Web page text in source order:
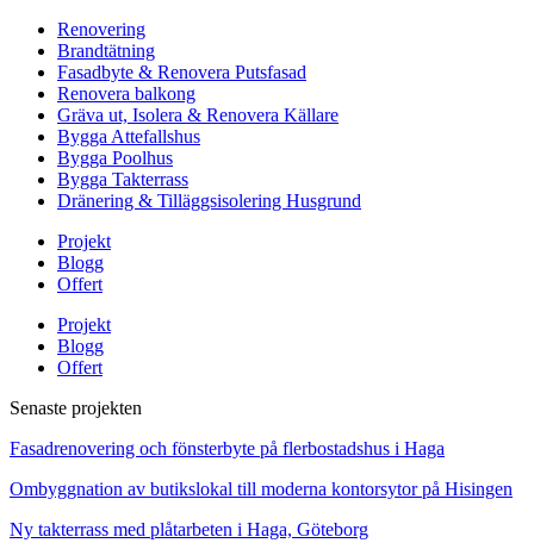
Renovering
Brandtätning
Fasadbyte & Renovera Putsfasad
Renovera balkong
Gräva ut, Isolera & Renovera Källare
Bygga Attefallshus
Bygga Poolhus
Bygga Takterrass
Dränering & Tilläggsisolering Husgrund
Projekt
Blogg
Offert
Projekt
Blogg
Offert
Senaste projekten
Fasadrenovering och fönsterbyte på flerbostadshus i Haga
Ombyggnation av butikslokal till moderna kontorsytor på Hisingen
Ny takterrass med plåtarbeten i Haga, Göteborg